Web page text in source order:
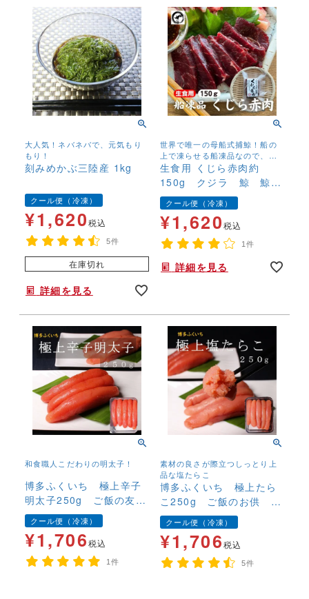
大人気！ネバネバで、元気もり
もり！
刻みめかぶ三陸産 1kg
クール便（冷凍）
¥1,620税込
5件
在庫切れ
詳細を見る
世界で唯一の母船式捕鯨！船の
上で凍らせる船凍品なので、鮮
度抜群です！
生食用 くじら赤肉約
150g クジラ 鯨 鯨
肉 赤身 刺身 高たん
ぱく 低脂質 いわしく
じら いわしクジラ
クール便（冷凍）
¥1,620税込
1件
詳細を見る
和食職人こだわりの明太子！
博多ふくいち 極上辛子
明太子250g ご飯の友
おにぎり お茶漬け 冷
凍便
クール便（冷凍）
¥1,706税込
1件
素材の良さが際立つしっとり上
品な塩たらこ
博多ふくいち 極上たら
こ250g ご飯のお供 お
にぎり お茶漬け 冷凍
便
クール便（冷凍）
¥1,706税込
5件